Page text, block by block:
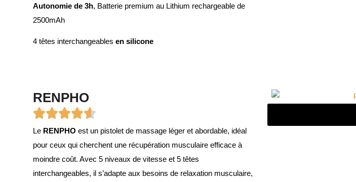
Autonomie de 3h, Batterie premium au Lithium rechargeable de
2500mAh
4 têtes interchangeables en silicone
RENPHO
Le RENPHO est un pistolet de massage léger et abordable, idéal
pour ceux qui cherchent une récupération musculaire efficace à
moindre coût. Avec 5 niveaux de vitesse et 5 têtes
interchangeables, il s’adapte aux besoins de relaxation musculaire,